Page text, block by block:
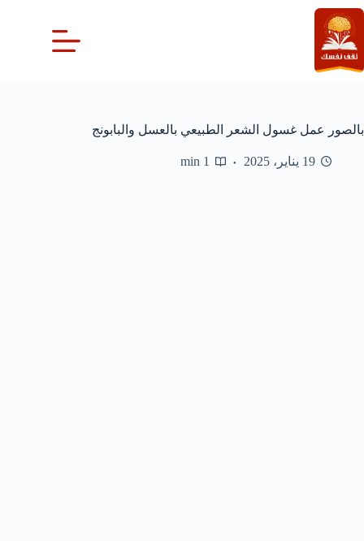
التجاوز
إلى
المحتوى
بالصور عمل غسول الشعر الطبيعي بالعسل والبابونج
19 يناير، 2025 1 min